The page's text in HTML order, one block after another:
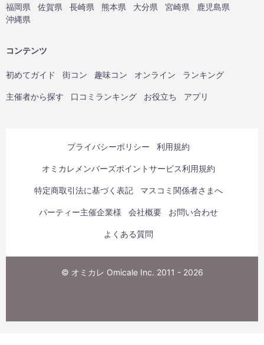
福岡県 佐賀県 長崎県 熊本県 大分県 宮崎県
鹿児島県
沖縄県
コンテンツ
初めてガイド 街コン 趣味コン オンライン ランキング
主催者から探す 口コミランキング お役立ち アプリ
プライバシーポリシー 利用規約
オミカレメンバーズポイントサービス利用規約
特定商取引法に基づく表記 マスコミ関係者さまへ
パーティー主催企業様 会社概要 お問い合わせ
よくある質問
© オミカレ Omicale Inc. 2011 - 2026